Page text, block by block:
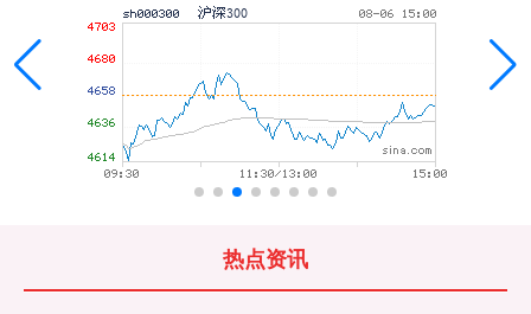
热点资讯